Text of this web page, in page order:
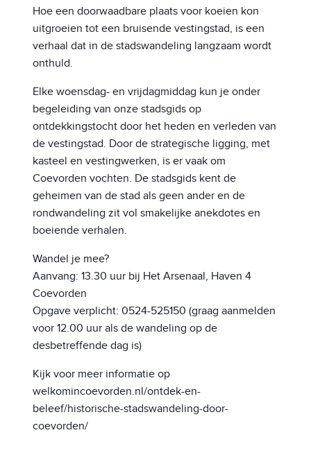
Hoe een doorwaadbare plaats voor koeien kon
uitgroeien tot een bruisende vestingstad, is een
verhaal dat in de stadswandeling langzaam wordt
onthuld.
Elke woensdag- en vrijdagmiddag kun je onder
begeleiding van onze stadsgids op
ontdekkingstocht door het heden en verleden van
de vestingstad. Door de strategische ligging, met
kasteel en vestingwerken, is er vaak om
Coevorden vochten. De stadsgids kent de
geheimen van de stad als geen ander en de
rondwandeling zit vol smakelijke anekdotes en
boeiende verhalen.
Wandel je mee?
Aanvang: 13.30 uur bij Het Arsenaal, Haven 4
Coevorden
Opgave verplicht: 0524-525150 (graag aanmelden
voor 12.00 uur als de wandeling op de
desbetreffende dag is)
Kijk voor meer informatie op
welkomincoevorden.nl/ontdek-en-
beleef/historische-stadswandeling-door-
coevorden/